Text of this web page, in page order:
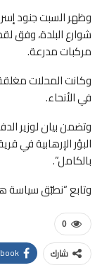
وظهر السبت جنود
شوارع البلدة، وفق
مركبات مدرعة.
وكانت المحلات
في الأنحاء.
وتضمن بيان لوزير
البؤر الإرهابية في
بالكامل”.
وتابع “نطبّق سياسة
0
شارك